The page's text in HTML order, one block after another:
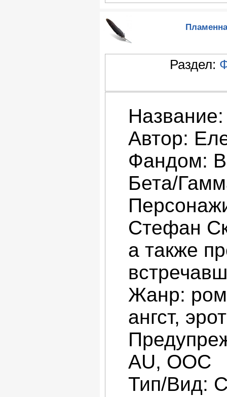
Раздел:
Автор:
Фандом:
Бета/
Стефан
а также
Жанр:
ангст,
AU, ООС
Тип/Вид: